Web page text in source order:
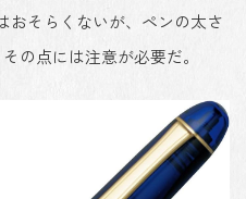
おそらくないが、ペンの太さ
の点には注意が必要だ。